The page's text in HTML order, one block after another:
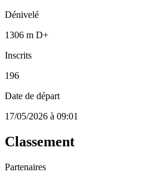
Dénivelé
1306 m D+
Inscrits
196
Date de départ
17/05/2026 à 09:01
Classement
Partenaires